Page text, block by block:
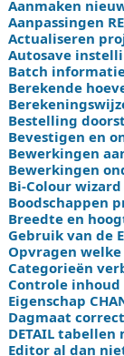
Aanmaken
Aanpassingen
Actualiseren
Autosave
Batch
Berekende
Bestelling
Bevestigen en
Bewerkingen
Bewerkingen
Bi-Colour
Boodschappen
Breedte en
Gebruik van de
Opvragen
Categorieën
Controle
Eigenschap
Dagmaat
DETAIL
Editor al dan